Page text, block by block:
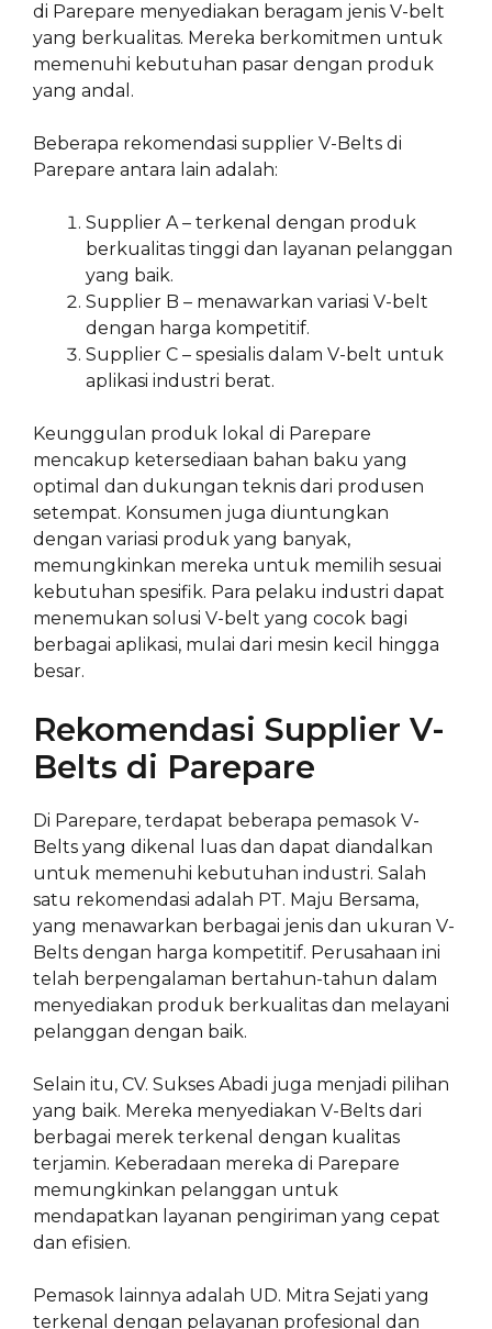
di Parepare menyediakan beragam jenis V-belt
yang berkualitas. Mereka berkomitmen untuk
memenuhi kebutuhan pasar dengan produk
yang andal.
Beberapa rekomendasi supplier V-Belts di
Parepare antara lain adalah:
Supplier A – terkenal dengan produk
berkualitas tinggi dan layanan pelanggan
yang baik.
Supplier B – menawarkan variasi V-belt
dengan harga kompetitif.
Supplier C – spesialis dalam V-belt untuk
aplikasi industri berat.
Keunggulan produk lokal di Parepare
mencakup ketersediaan bahan baku yang
optimal dan dukungan teknis dari produsen
setempat. Konsumen juga diuntungkan
dengan variasi produk yang banyak,
memungkinkan mereka untuk memilih sesuai
kebutuhan spesifik. Para pelaku industri dapat
menemukan solusi V-belt yang cocok bagi
berbagai aplikasi, mulai dari mesin kecil hingga
besar.
Rekomendasi Supplier V-
Belts di Parepare
Di Parepare, terdapat beberapa pemasok V-
Belts yang dikenal luas dan dapat diandalkan
untuk memenuhi kebutuhan industri. Salah
satu rekomendasi adalah PT. Maju Bersama,
yang menawarkan berbagai jenis dan ukuran V-
Belts dengan harga kompetitif. Perusahaan ini
telah berpengalaman bertahun-tahun dalam
menyediakan produk berkualitas dan melayani
pelanggan dengan baik.
Selain itu, CV. Sukses Abadi juga menjadi pilihan
yang baik. Mereka menyediakan V-Belts dari
berbagai merek terkenal dengan kualitas
terjamin. Keberadaan mereka di Parepare
memungkinkan pelanggan untuk
mendapatkan layanan pengiriman yang cepat
dan efisien.
Pemasok lainnya adalah UD. Mitra Sejati yang
terkenal dengan pelayanan profesional dan